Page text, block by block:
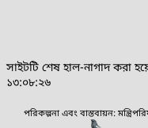
সাইটটি শেষ হাল-নাগাদ করা
১৩:০৮:২৬
পরিকল্পনা এবং বাস্তবায়ন: